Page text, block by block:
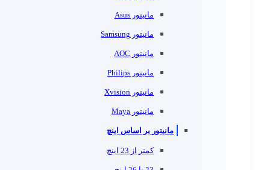
مانیتور Asus
مانیتور Samsung
مانیتور AOC
مانیتور Philips
مانیتور Xvision
مانیتور Maya
مانیتور بر اساس اینچ
کمتر از 23 اینچ